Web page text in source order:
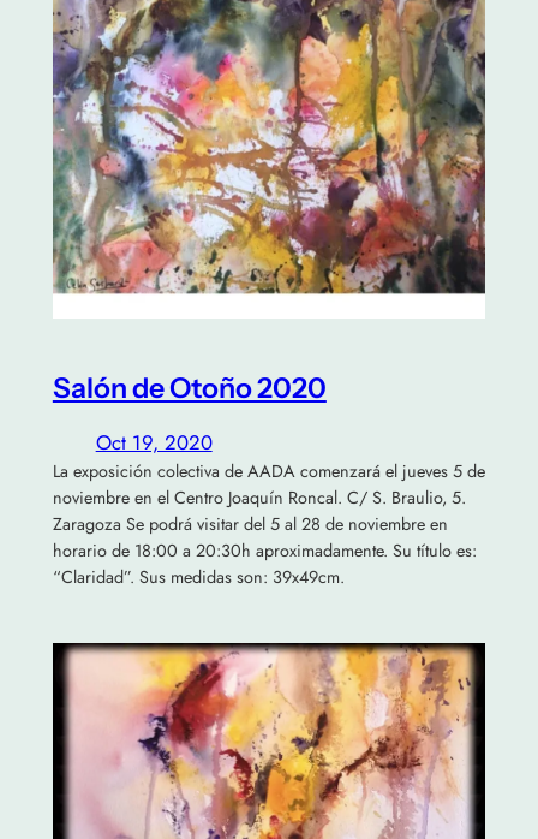
Salón de Otoño 2020
Oct 19, 2020
La exposición colectiva de AADA comenzará el jueves 5 de
noviembre en el Centro Joaquín Roncal. C/ S. Braulio, 5.
Zaragoza Se podrá visitar del 5 al 28 de noviembre en
horario de 18:00 a 20:30h aproximadamente. Su título es:
“Claridad”. Sus medidas son: 39x49cm.